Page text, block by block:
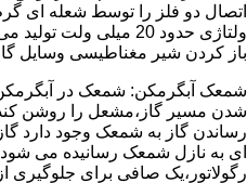
اتصال دو فلز را توسط شعله ای
ولتاژی حدود 20 میلی
باز کردن شیر مغناطیسی وسایل گاز سوز را
شمعک آبگرمکن: شمعک در
شدن مسیر گاز،مشعل را روشن
رساندن گاز به شمعک وجود دارد
ای به نازل شمعک رسانیده می
رگولاتور،یک صافی برای جلوگیری